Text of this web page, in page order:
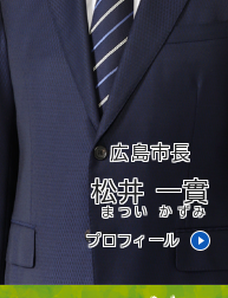
2026年7月6日更新
6月5日（金曜日）2026ゆか
ん祭ゆかたでパレード
広島市長
松井 一實
まつい かずみ
プロフィール